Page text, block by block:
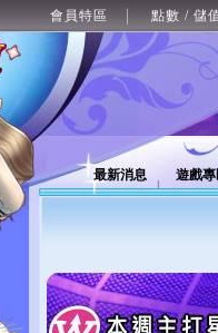
會員特區 點數 / 儲
最新消息 遊戲